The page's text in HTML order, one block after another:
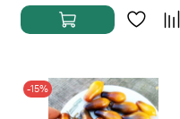
-15%